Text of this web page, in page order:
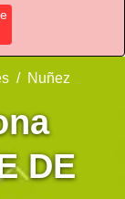
Nuñez
DE